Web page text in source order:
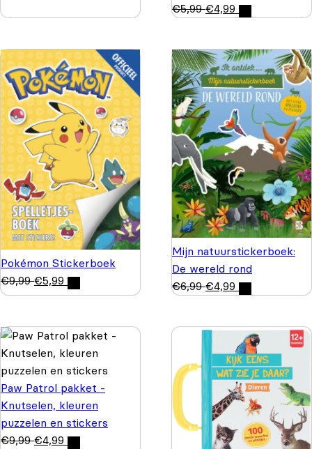
€5,99 €4,99
Pokémon Stickerboek
€9,99 €5,99
Mijn natuurstickerboek:
De wereld rond
€6,99 €4,99
Paw Patrol pakket -
Knutselen, kleuren
puzzelen en stickers
€9,99 €4,99